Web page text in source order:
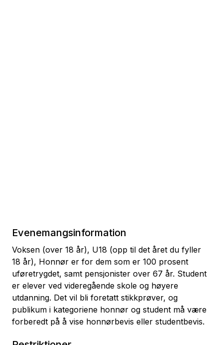
Evenemangsinformation
Voksen (over 18 år), U18 (opp til det året du fyller
18 år), Honnør er for dem som er 100 prosent
uføretrygdet, samt pensjonister over 67 år. Student
er elever ved videregående skole og høyere
utdanning. Det vil bli foretatt stikkprøver, og
publikum i kategoriene honnør og student må være
forberedt på å vise honnørbevis eller studentbevis.